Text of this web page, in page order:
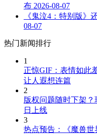
布 2026-08-07
《鬼泣4：特别版》
08-07
热门新闻排行
1
正惊GIF：表情如此
让人遐想连篇
2
版权问题随时下架
日上线
3
热点预告：《魔兽